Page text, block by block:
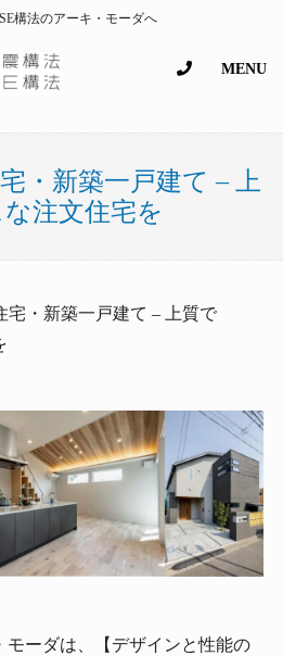
構法のアーキ・モーダへ
MENU
・新築一戸建て – 上
注文住宅を
宅・新築一戸建て – 上質で
モーダは、【デザインと性能の